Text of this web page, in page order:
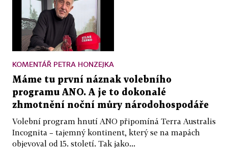
KOMENTÁŘ PETRA HONZEJKA
Máme tu první náznak volebního
programu ANO. A je to dokonalé
zhmotnění noční můry národohospodáře
Volební program hnutí ANO připomíná Terra Australis
Incognita – tajemný kontinent, který se na mapách
objevoval od 15. století. Tak jako...